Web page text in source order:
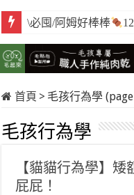
\必囤/阿姆好棒棒
首頁 > 毛孩行為學
毛孩行為學
【貓貓行為學】
屁屁！